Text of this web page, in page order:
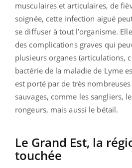
musculaires et articulaires, de
soignée, cette infection aiguë
se diffuser à tout l’organisme.
des complications graves qui
plusieurs organes (articulations,
bactérie de la maladie de Lyme
est porté par de très nombreuses
sauvages, comme les sangliers,
rongeurs, mais aussi le bétail.
Le Grand Est, la
touchée